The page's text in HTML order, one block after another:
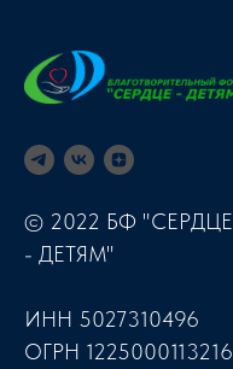
© 2022 БФ "СЕРДЦЕ
- ДЕТЯМ"
ИНН 5027310496
ОГРН 1225000113216,